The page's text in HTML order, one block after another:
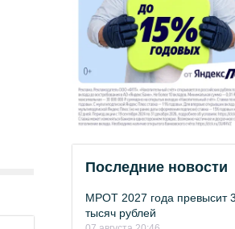
Последние новости
МРОТ 2027 года превысит
тысяч рублей